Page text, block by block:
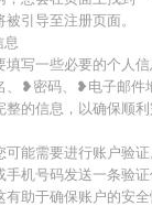
引导至注册页面。
写一些必要的个人
、❥密码、❥电子邮
的信息，以确保顺利
能需要进行账户验
机号码发送一条验
助于确保账户的安